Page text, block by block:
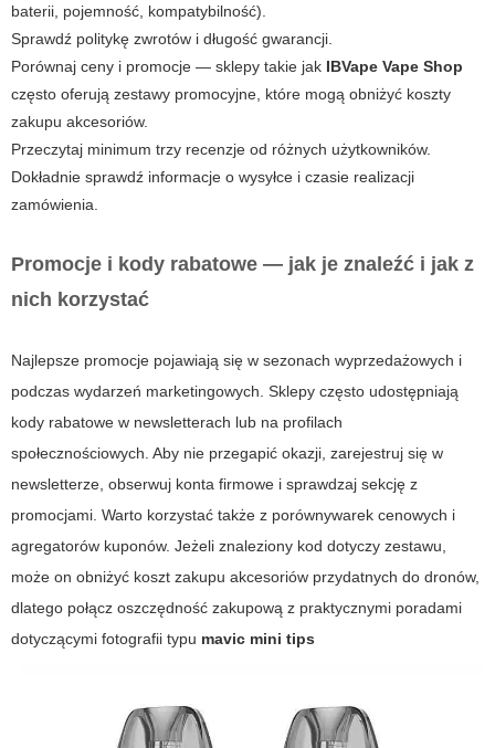
baterii, pojemność, kompatybilność).
Sprawdź politykę zwrotów i długość gwarancji.
Porównaj ceny i promocje — sklepy takie jak IBVape Vape Shop
często oferują zestawy promocyjne, które mogą obniżyć koszty
zakupu akcesoriów.
Przeczytaj minimum trzy recenzje od różnych użytkowników.
Dokładnie sprawdź informacje o wysyłce i czasie realizacji
zamówienia.
Promocje i kody rabatowe — jak je znaleźć i jak z
nich korzystać
Najlepsze promocje pojawiają się w sezonach wyprzedażowych i
podczas wydarzeń marketingowych. Sklepy często udostępniają
kody rabatowe w newsletterach lub na profilach
społecznościowych. Aby nie przegapić okazji, zarejestruj się w
newsletterze, obserwuj konta firmowe i sprawdzaj sekcję z
promocjami. Warto korzystać także z porównywarek cenowych i
agregatorów kuponów. Jeżeli znaleziony kod dotyczy zestawu,
może on obniżyć koszt zakupu akcesoriów przydatnych do dronów,
dlatego połącz oszczędność zakupową z praktycznymi poradami
dotyczącymi fotografii typu mavic mini tips